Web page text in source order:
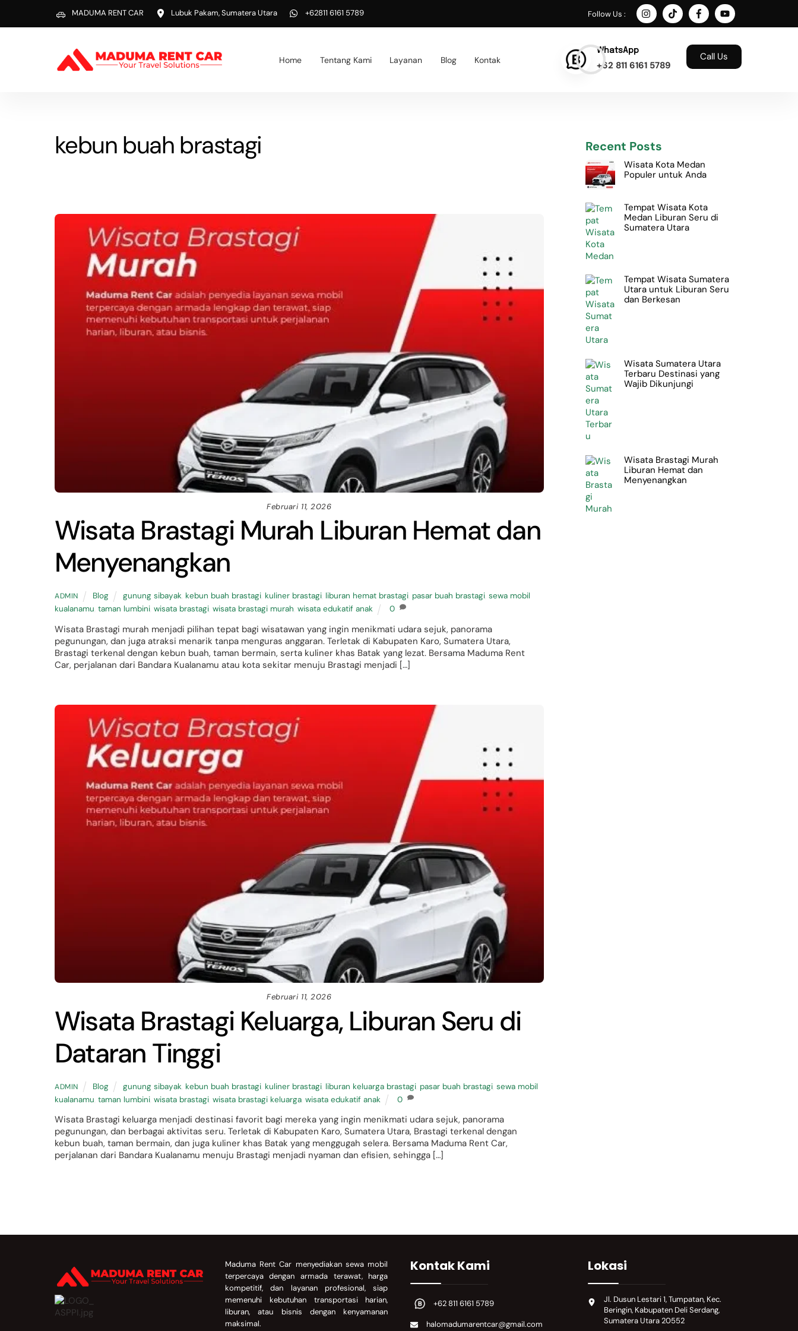
content
MADUMA RENT CAR Lubuk Pakam, Sumatera Utara +62811 6161 5789 Follow Us :
Home Tentang Kami Layanan Blog Kontak
WhatsApp
+62 811 6161 5789
Call Us
kebun buah brastagi
Februari 11, 2026
Wisata Brastagi Murah Liburan Hemat dan
Menyenangkan
ADMIN Blog gunung sibayak kebun buah brastagi kuliner brastagi liburan hemat brastagi pasar buah brastagi ,sewa mobil
kualanamu taman lumbini wisata brastagi wisata brastagi murah wisata edukatif anak 0
Wisata Brastagi murah menjadi pilihan tepat bagi wisatawan yang ingin menikmati udara sejuk, panorama
pegunungan, dan juga atraksi menarik tanpa menguras anggaran. Terletak di Kabupaten Karo, Sumatera Utara,
Brastagi terkenal dengan kebun buah, taman bermain, serta kuliner khas Batak yang lezat. Bersama Maduma Rent
Car, perjalanan dari Bandara Kualanamu atau kota sekitar menuju Brastagi menjadi […]
Februari 11, 2026
Wisata Brastagi Keluarga, Liburan Seru di
Dataran Tinggi
ADMIN Blog gunung sibayak kebun buah brastagi kuliner brastagi liburan keluarga brastagi pasar buah brastagi ,sewa mobil
kualanamu taman lumbini wisata brastagi wisata brastagi keluarga wisata edukatif anak 0
Wisata Brastagi keluarga menjadi destinasi favorit bagi mereka yang ingin menikmati udara sejuk, panorama
pegunungan, dan berbagai aktivitas seru. Terletak di Kabupaten Karo, Sumatera Utara, Brastagi terkenal dengan
kebun buah, taman bermain, dan juga kuliner khas Batak yang menggugah selera. Bersama Maduma Rent Car,
perjalanan dari Bandara Kualanamu menuju Brastagi menjadi nyaman dan efisien, sehingga […]
Recent Posts
Wisata Kota Medan
Populer untuk Anda
Tempat Wisata Kota
Medan Liburan Seru di
Sumatera Utara
Tempat Wisata Sumatera
Utara untuk Liburan Seru
dan Berkesan
Wisata Sumatera Utara
Terbaru Destinasi yang
Wajib Dikunjungi
Wisata Brastagi Murah
Liburan Hemat dan
Menyenangkan
Maduma Rent Car menyediakan sewa mobil
terpercaya dengan armada terawat, harga
kompetitif, dan layanan profesional, siap
memenuhi kebutuhan transportasi harian,
liburan, atau bisnis dengan kenyamanan
maksimal.
Kontak Kami
+62 811 6161 5789
halomadumarentcar@gmail.com
Lokasi
Jl. Dusun Lestari 1, Tumpatan, Kec.
Beringin, Kabupaten Deli Serdang,
Sumatera Utara 20552